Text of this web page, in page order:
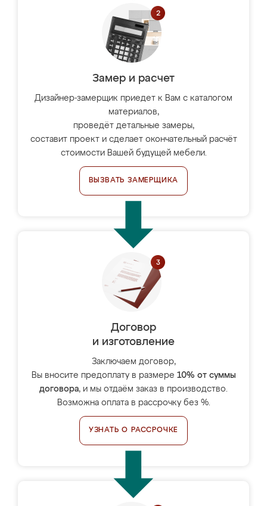
Замер и расчет
Дизайнер-замерщик приедет к Вам с каталогом
материалов,
проведёт детальные замеры,
составит проект и сделает окончательный расчёт
стоимости Вашей будущей мебели.
ВЫЗВАТЬ ЗАМЕРЩИКА
Договор
и изготовление
Заключаем договор,
Вы вносите предоплату в размере 10% от суммы
договора, и мы отдаём заказ в производство.
Возможна оплата в рассрочку без %.
УЗНАТЬ О РАССРОЧКЕ